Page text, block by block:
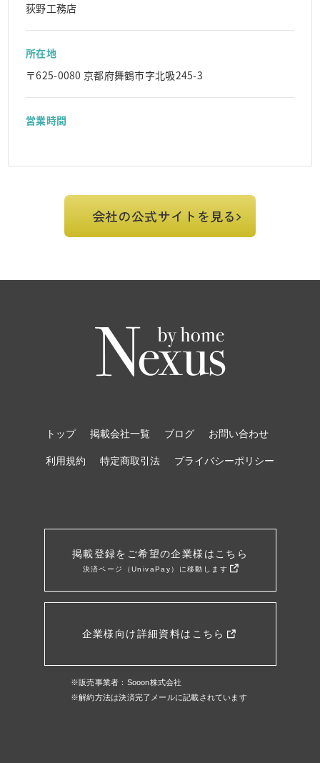
荻野工務店
所在地
〒625-0080 京都府舞鶴市字北吸245-3
営業時間
会社の公式サイトを見る
トップ 掲載会社一覧 ブログ お問い合わせ
利用規約 特定商取引法 プライバシーポリシー
掲載登録をご希望の企業様はこちら
決済ページ（UnivaPay）に移動します
企業様向け詳細資料はこちら
※販売事業者：Sooon株式会社
※解約方法は決済完了メールに記載されています